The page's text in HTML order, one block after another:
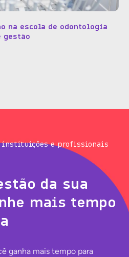
na escola de odontologia
gestão
instituições e profissionais
da sua
mais tempo
ganha mais tempo para